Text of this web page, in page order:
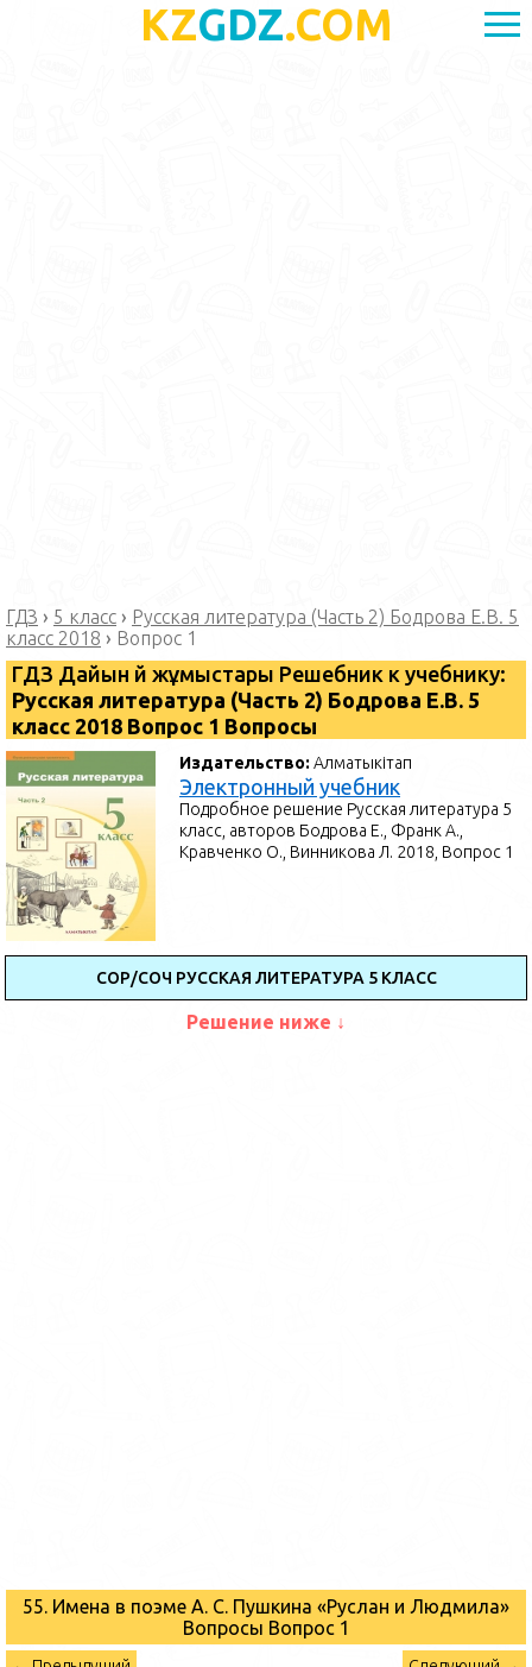
KZGDZ.COM
ГДЗ › 5 класс › Русская литература (Часть 2) Бодрова Е.В. 5
класс 2018 › Вопрос 1
ГДЗ Дайын үй жұмыстары Решебник к учебнику:
Русская литература (Часть 2) Бодрова Е.В. 5
класс 2018 Вопрос 1 Вопросы
Издательство:Алматыкітап
Электронный учебник
Подробное решение Русская литература 5
класс, авторов Бодрова Е., Франк А.,
Кравченко О., Винникова Л. 2018, Вопрос 1
СОР/СОЧ РУССКАЯ ЛИТЕРАТУРА 5 КЛАСС
Решение ниже ↓
55. Имена в поэме А. С. Пушкина «Руслан и Людмила»
Вопросы Вопрос 1